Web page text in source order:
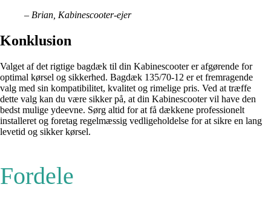
– Brian, Kabinescooter-ejer
Konklusion
Valget af det rigtige bagdæk til din Kabinescooter er afgørende for
optimal kørsel og sikkerhed. Bagdæk 135/70-12 er et fremragende
valg med sin kompatibilitet, kvalitet og rimelige pris. Ved at træffe
dette valg kan du være sikker på, at din Kabinescooter vil have den
bedst mulige ydeevne. Sørg altid for at få dækkene professionelt
installeret og foretag regelmæssig vedligeholdelse for at sikre en lang
levetid og sikker kørsel.
Fordele